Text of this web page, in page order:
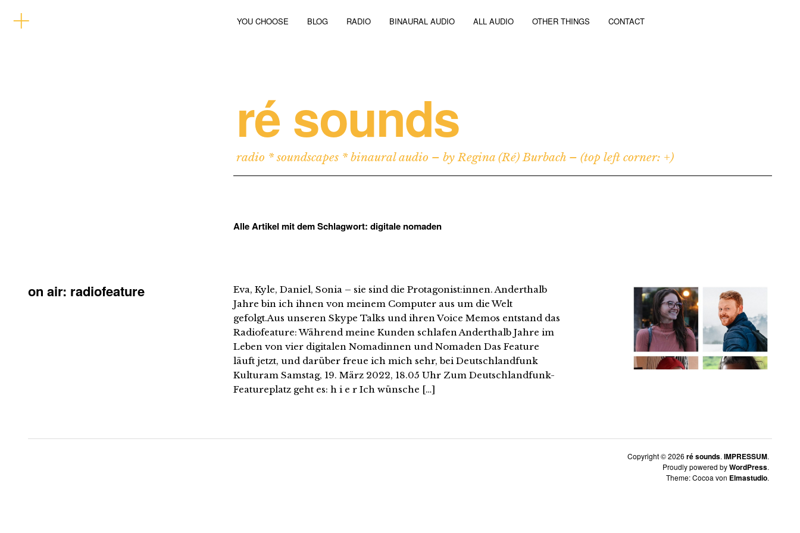
YOU CHOOSE BLOG RADIO BINAURAL AUDIO ALL AUDIO OTHER THINGS CONTACT
ré sounds
radio * soundscapes * binaural audio – by Regina (Ré) Burbach – (top left corner: +)
Alle Artikel mit dem Schlagwort: digitale nomaden
on air: radiofeature
Eva, Kyle, Daniel, Sonia – sie sind die Protagonist:innen. Anderthalb
Jahre bin ich ihnen von meinem Computer aus um die Welt
gefolgt.Aus unseren Skype Talks und ihren Voice Memos entstand das
Radiofeature: Während meine Kunden schlafen Anderthalb Jahre im
Leben von vier digitalen Nomadinnen und Nomaden Das Feature
läuft jetzt, und darüber freue ich mich sehr, bei Deutschlandfunk
Kulturam Samstag, 19. März 2022, 18.05 Uhr Zum Deutschlandfunk-
Featureplatz geht es: h i e r Ich wünsche […]
Copyright © 2026 ré sounds IMPRESSUM
Proudly powered byWordPress
Theme: Cocoa von Elmastudio